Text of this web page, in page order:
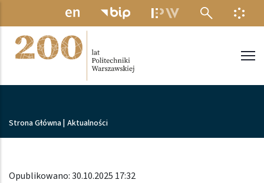
Przejdź do treści
MENU
Ścieżka nawigacyjna
Strona Główna Aktualności
Opublikowano: 30.10.2025 17:32